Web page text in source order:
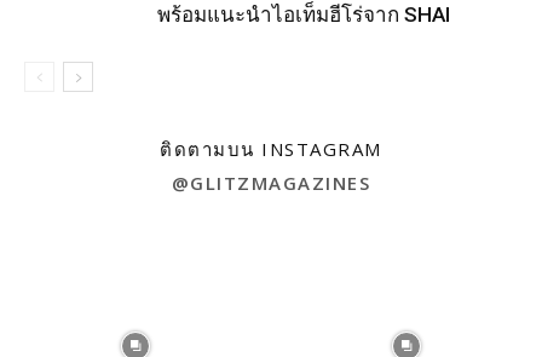
พร้อมแนะนำไอเท็มฮีโร่จาก SHAI
ติดตามบน INSTAGRAM
@GLITZMAGAZINES